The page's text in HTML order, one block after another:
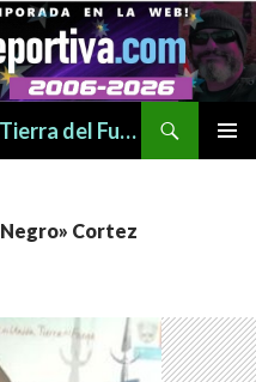
LaBestiaDeportiva.com, de Tierra del Fuego para todo el mundo
Cortez